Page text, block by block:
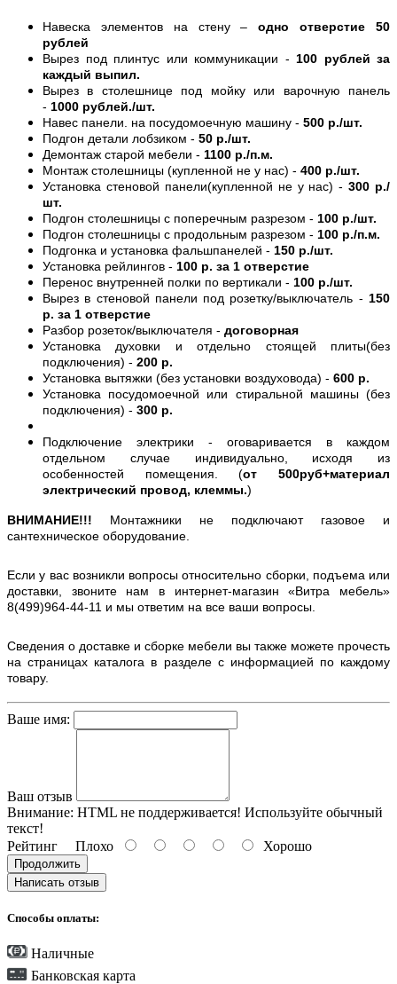
Навеска элементов на стену –одно отверстие 50
рублей
Вырез под плинтус или коммуникации - 100 рублей за
каждый выпил.
Вырез в столешнице под мойку или варочную панель
- 1000 рублей./шт.
Навес панели. на посудомоечную машину - 500 р./шт.
Подгон детали лобзиком - 50 р./шт.
Демонтаж старой мебели - 1100 р./п.м.
Монтаж столешницы (купленной не у нас) - 400 р./шт.
Установка стеновой панели(купленной не у нас) -300 р./
шт.
Подгон столешницы с поперечным разрезом - 100 р./шт.
Подгон столешницы с продольным разрезом - 100 р./п.м.
Подгонка и установка фальшпанелей - 150 р./шт.
Установка рейлингов - 100 р. за 1 отверстие
Перенос внутренней полки по вертикали - 100 р./шт.
Вырез в стеновой панели под розетку/выключатель - 150
р. за 1 отверстие
Разбор розеток/выключателя - договорная
Установка духовки и отдельно стоящей плиты(без
подключения) - 200 р.
Установка вытяжки (без установки воздуховода) - 600 р.
Установка посудомоечной или стиральной машины (без
подключения) - 300 р.
Подключение электрики - оговаривается в каждом
отдельном случае индивидуально, исходя из
особенностей помещения. (от 500руб+материал
электрический провод, клеммы.)
ВНИМАНИЕ!!! Монтажники не подключают газовое и
сантехническое оборудование.
Если у вас возникли вопросы относительно сборки, подъема или
доставки, звоните нам в интернет-магазин «Витра мебель»
8(499)964-44-11 и мы ответим на все ваши вопросы.
Сведения о доставке и сборке мебели вы также можете прочесть
на страницах каталога в разделе с информацией по каждому
товару.
Ваше имя:
Ваш отзыв
Внимание: HTML не поддерживается! Используйте обычный
текст!
Рейтинг Плохо Хорошо
Продолжить
Написать отзыв
Способы оплаты:
Наличные
Банковская карта